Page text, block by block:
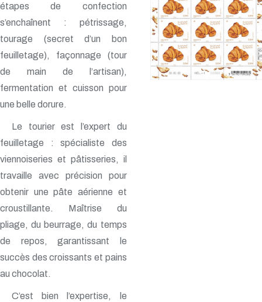
étapes de confection
s’enchaînent : pétrissage,
tourage (secret d’un bon
feuilletage), façonnage (tour
de main de l’artisan),
fermentation et cuisson pour
une belle dorure.
Le tourier est l’expert du
feuilletage : spécialiste des
viennoiseries et pâtisseries, il
travaille avec précision pour
obtenir une pâte aérienne et
croustillante. Maîtrise du
pliage, du beurrage, du temps
de repos, garantissant le
succès des croissants et pains
au chocolat.
C’est bien l’expertise, le